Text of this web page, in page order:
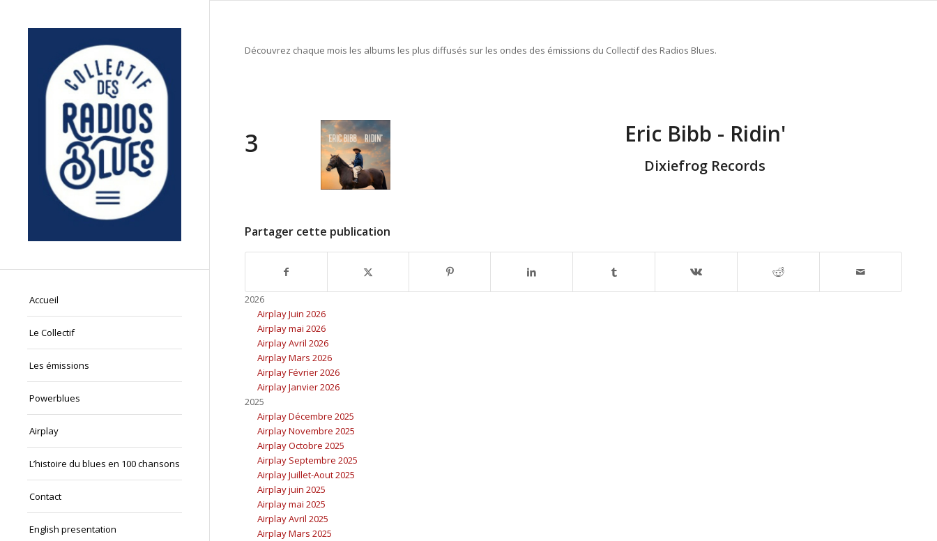
Accueil
Le Collectif
Les émissions
Powerblues
Airplay
L’histoire du blues en 100 chansons
Contact
English presentation
Découvrez chaque mois les albums les plus diffusés sur les ondes des émissions du Collectif des Radios Blues.
3 Eric Bibb - Ridin'
Dixiefrog Records
Partager cette publication
2026
Airplay Juin 2026
Airplay mai 2026
Airplay Avril 2026
Airplay Mars 2026
Airplay Février 2026
Airplay Janvier 2026
2025
Airplay Décembre 2025
Airplay Novembre 2025
Airplay Octobre 2025
Airplay Septembre 2025
Airplay Juillet-Aout 2025
Airplay juin 2025
Airplay mai 2025
Airplay Avril 2025
Airplay Mars 2025